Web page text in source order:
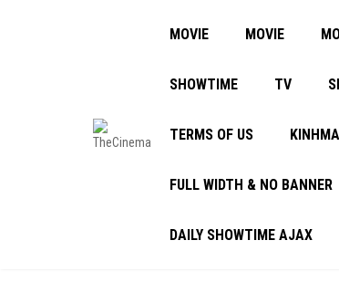
MOVIE MOVIE
SHOWTIME TV
TERMS OF US
FULL WIDTH & NO BANNER
DAILY SHOWTIME AJAX